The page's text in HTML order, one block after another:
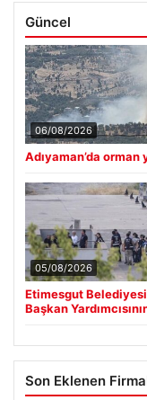
Güncel
06/08/2026
Adıyaman’da
05/08/2026
Etimesgut
Başkan
Son Eklenen